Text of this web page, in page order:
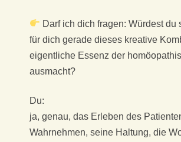
Darf ich dich fragen: Würdest du
für dich gerade dieses kreative
eigentliche Essenz der
ausmacht?
Du:
ja, genau, das Erleben des
Wahrnehmen, seine Haltung, die